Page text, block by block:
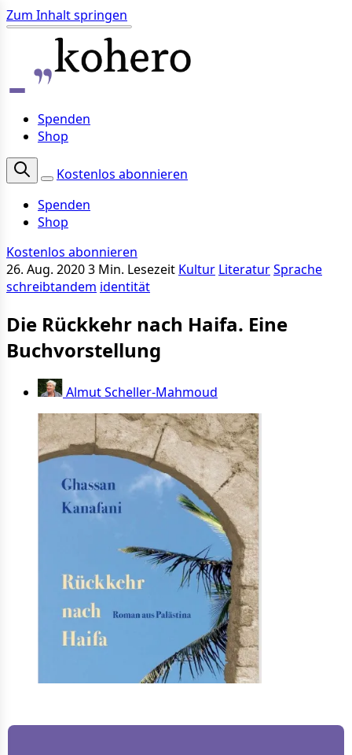
Zum Inhalt springen
Spenden
Shop
Kostenlos abonnieren
Spenden
Shop
Kostenlos abonnieren
26. Aug. 20203 Min. Lesezeit Kultur LiteraturSprache
schreibtandem identität
Die Rückkehr nach Haifa. Eine
Buchvorstellung
Almut Scheller-Mahmoud